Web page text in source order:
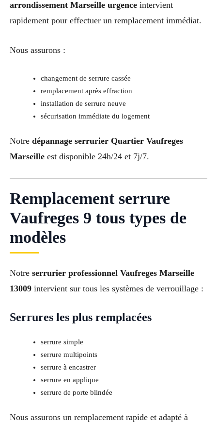
arrondissement Marseille urgence intervient
rapidement pour effectuer un remplacement immédiat.
Nous assurons :
changement de serrure cassée
remplacement après effraction
installation de serrure neuve
sécurisation immédiate du logement
Notre dépannage serrurier Quartier Vaufreges
Marseille est disponible 24h/24 et 7j/7.
Remplacement serrure
Vaufreges 9 tous types de
modèles
Notre serrurier professionnel Vaufreges Marseille
13009 intervient sur tous les systèmes de verrouillage :
Serrures les plus remplacées
serrure simple
serrure multipoints
serrure à encastrer
serrure en applique
serrure de porte blindée
Nous assurons un remplacement rapide et adapté à